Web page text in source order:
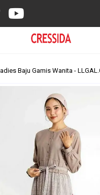
Baju Gamis Wanita -